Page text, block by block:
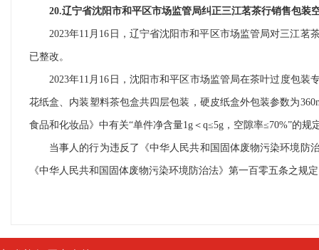
20.辽宁省沈阳市和平区市场监管局纠正三江茗茶行销售包装
2023年11月16日，辽宁省沈阳市和平区市场监管局对三江
已整改。
2023年11月16日，沈阳市和平区市场监管局在茶叶过度包
花纸盒、内装塑料茶包盒共四层包装，硬皮纸盒外包装参数为
食品和化妆品》中有关“单件净含量1g＜q≤5g，空隙率≤70%”的规
当事人的行为违反了《中华人民共和国固体废物污染环境防
《中华人民共和国固体废物污染环境防治法》第一百零五条之